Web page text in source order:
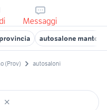
Messaggi
autosalone
(Prov) autosaloni